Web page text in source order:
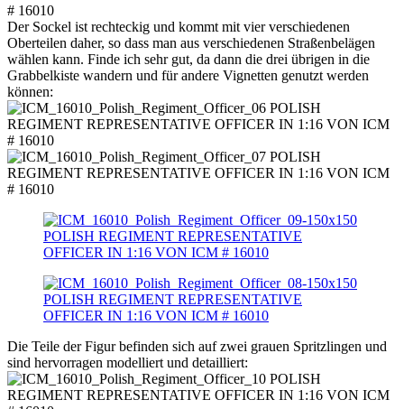
Der Sockel ist rechteckig und kommt mit vier verschiedenen
Oberteilen daher, so dass man aus verschiedenen Straßenbelägen
wählen kann. Finde ich sehr gut, da dann die drei übrigen in die
Grabbelkiste wandern und für andere Vignetten genutzt werden
können:
Die Teile der Figur befinden sich auf zwei grauen Spritzlingen und
sind hervorragen modelliert und detailliert: